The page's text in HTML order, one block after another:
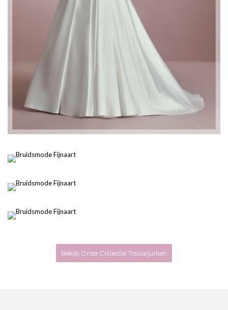
Bekijk Onze Collectie Trouwjurken